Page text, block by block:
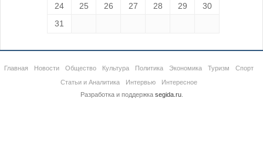
24
25 26 27 28 29
30
31
Главная Новости Общество Культура Политика Экономика Туризм
Спорт
Статьи и Аналитика
Интервью
Интересное
Разработка и поддержка segida.ru.